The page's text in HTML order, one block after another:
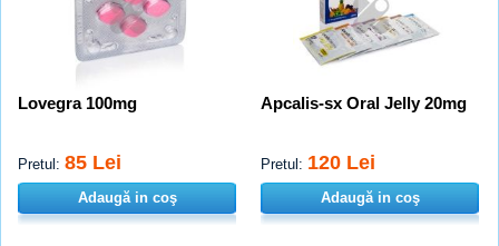
Lovegra 100mg
Pretul: 85 Lei
Adaugă in coş
Apcalis-sx Oral Jelly 20mg
Pretul: 120 Lei
Adaugă in coş